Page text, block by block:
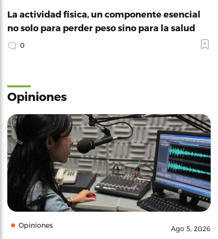
La actividad física, un componente esencial
no solo para perder peso sino para la salud
0
Opiniones
Opiniones Ago 5, 2026